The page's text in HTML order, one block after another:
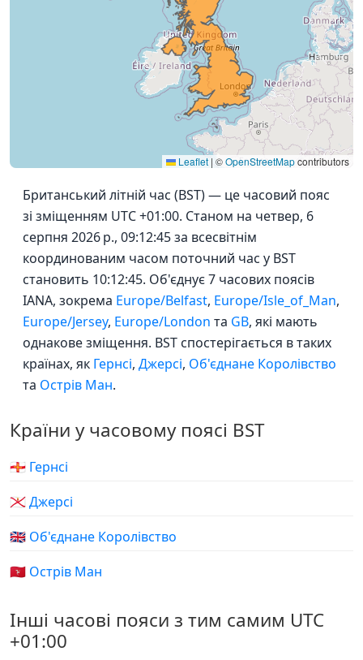
Leaflet | ©OpenStreetMapcontributors
Британський літній час (BST) — це часовий пояс
зі зміщенням UTC +01:00. Станом на четвер, 6
серпня 2026 р., 09:12:45 за всесвітнім
координованим часом поточний час у BST
становить 10:12:45. Об'єднує 7 часових поясів
IANA, зокрема Europe/Belfast, Europe/Isle_of_Man,
Europe/Jersey, Europe/London та GB, які мають
однакове зміщення. BST спостерігається в таких
країнах, як Гернсі, Джерсі, Об'єднане Королівство
та Острів Ман.
Країни у часовому поясі BST
🇬🇬 Гернсі
🇯🇪 Джерсі
🇬🇧 Об'єднане Королівство
🇮🇲 Острів Ман
Інші часові пояси з тим самим UTC
+01:00